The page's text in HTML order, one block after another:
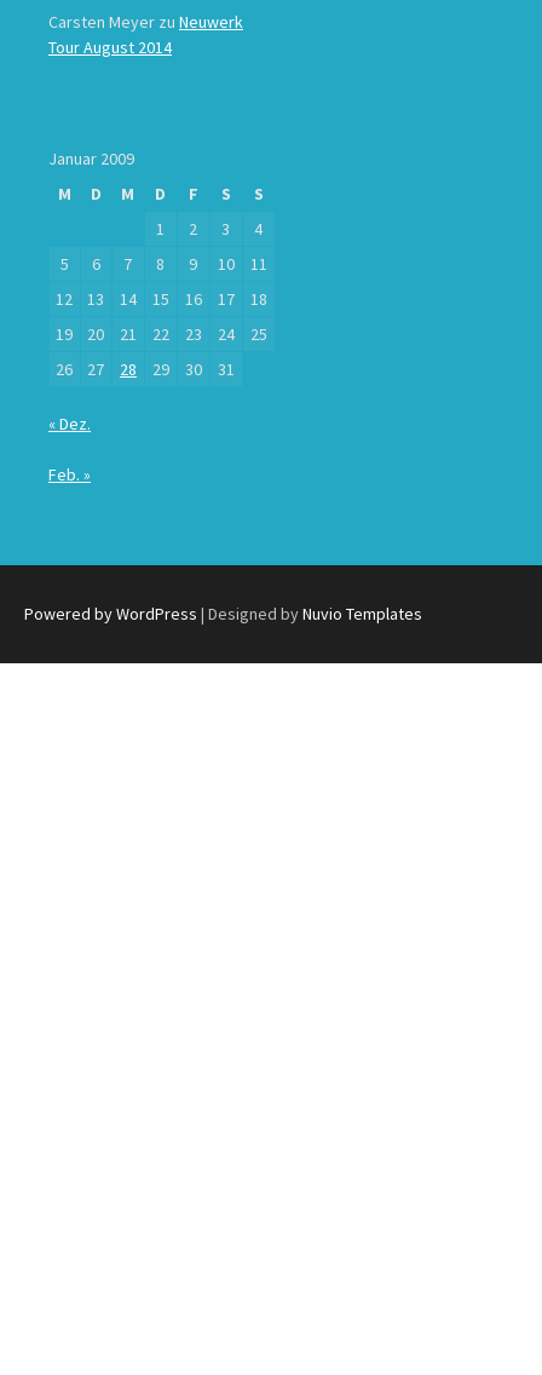
Carsten Meyer zu Neuwerk
Tour August 2014
Januar 2009
M
D M D F S
S
1
2 3
4
5
6 7 8 9 10
11
12
13 14 15 16 17
18
19
20 21 22 23 24
25
26
27 28 29 30 31
« Dez.
Feb. »
Powered by WordPress | Designed byNuvio Templates